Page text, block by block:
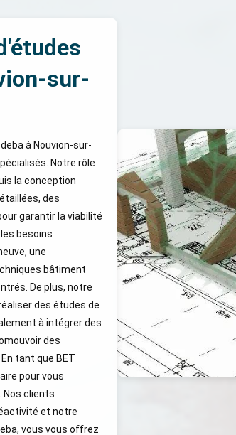
sur-
à Nouvion-sur-
Notre rôle
la conception
des
garantir la viabilité
besoins
une
bâtiment
De plus, notre
des études de
à intégrer des
des
tant que BET
pour vous
Nos clients
et notre
vous vous offrez